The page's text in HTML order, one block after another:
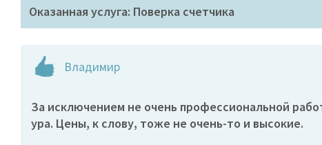
Оказанная услуга: Поверка счетчика
Владимир
За исключением не очень профессиональной
ура. Цены, к слову, тоже не очень-то и высокие.